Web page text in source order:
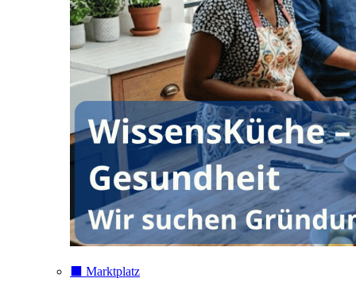
⬛️ Marktplatz